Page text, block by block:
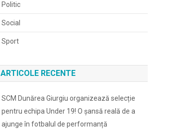
Politic
Social
Sport
ARTICOLE RECENTE
SCM Dunărea Giurgiu organizează selecție
pentru echipa Under 19! O șansă reală de a
ajunge în fotbalul de performanță